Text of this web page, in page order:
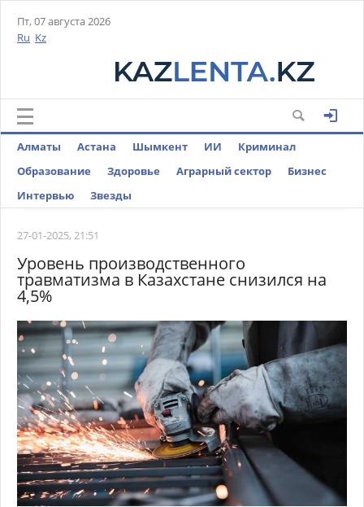
Пт, 07 августа 2026
Ru Kz
Алматы Астана Шымкент ИИ
Криминал
Образование
Здоровье Аграрный сектор
Бизнес
Интервью
Звезды
27-01-2025, 21:51
Уровень производственного
травматизма в Казахстане снизился на
4,5%